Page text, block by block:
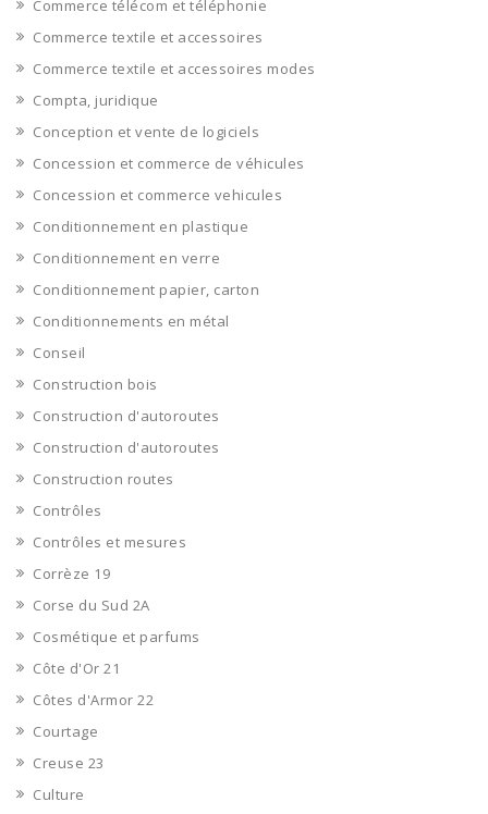
Commerce télécom et téléphonie
Commerce textile et accessoires
Commerce textile et accessoires modes
Compta, juridique
Conception et vente de logiciels
Concession et commerce de véhicules
Concession et commerce vehicules
Conditionnement en plastique
Conditionnement en verre
Conditionnement papier, carton
Conditionnements en métal
Conseil
Construction bois
Construction d'autoroutes
Construction d'autoroutes
Construction routes
Contrôles
Contrôles et mesures
Corrèze 19
Corse du Sud 2A
Cosmétique et parfums
Côte d'Or 21
Côtes d'Armor 22
Courtage
Creuse 23
Culture